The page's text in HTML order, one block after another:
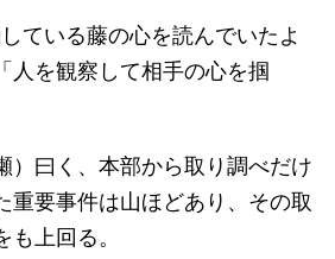
ている藤の心を読んでいたよ
人を観察して相手の心を掴
）曰く、本部から取り調べだけ
重要事件は山ほどあり、その取
も上回る。